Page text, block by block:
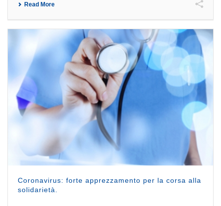
Read More
Coronavirus: forte apprezzamento per la corsa alla
solidarietà.